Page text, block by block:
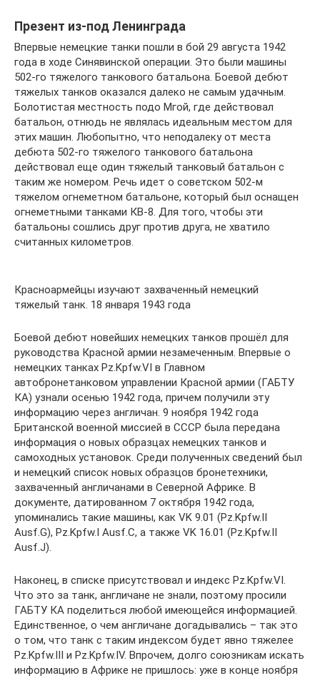
Презент из-под Ленинграда
Впервые немецкие танки пошли в бой 29 августа 1942
года в ходе Синявинской операции. Это были машины
502-го тяжелого танкового батальона. Боевой дебют
тяжелых танков оказался далеко не самым удачным.
Болотистая местность подо Мгой, где действовал
батальон, отнюдь не являлась идеальным местом для
этих машин. Любопытно, что неподалеку от места
дебюта 502-го тяжелого танкового батальона
действовал еще один тяжелый танковый батальон с
таким же номером. Речь идет о советском 502-м
тяжелом огнеметном батальоне, который был оснащен
огнеметными танками КВ-8. Для того, чтобы эти
батальоны сошлись друг против друга, не хватило
считанных километров.
Красноармейцы изучают захваченный немецкий
тяжелый танк. 18 января 1943 года
Боевой дебют новейших немецких танков прошёл для
руководства Красной армии незамеченным. Впервые о
немецких танках Pz.Kpfw.VI в Главном
автобронетанковом управлении Красной армии (ГАБТУ
КА) узнали осенью 1942 года, причем получили эту
информацию через англичан. 9 ноября 1942 года
Британской военной миссией в СССР была передана
информация о новых образцах немецких танков и
самоходных установок. Среди полученных сведений был
и немецкий список новых образцов бронетехники,
захваченный англичанами в Северной Африке. В
документе, датированном 7 октября 1942 года,
упоминались такие машины, как VK 9.01 (Pz.Kpfw.II
Ausf.G), Pz.Kpfw.I Ausf.C, а также VK 16.01 (Pz.Kpfw.II
Ausf.J).
Наконец, в списке присутствовал и индекс Pz.Kpfw.VI.
Что это за танк, англичане не знали, поэтому просили
ГАБТУ КА поделиться любой имеющейся информацией.
Единственное, о чем англичане догадывались – так это
о том, что танк с таким индексом будет явно тяжелее
Pz.Kpfw.III и Pz.Kpfw.IV. Впрочем, долго союзникам искать
информацию в Африке не пришлось: уже в конце ноября